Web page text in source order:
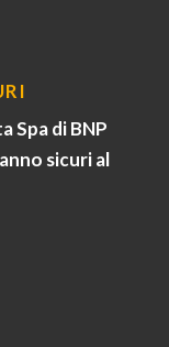
Spa di BNP
sicuri al